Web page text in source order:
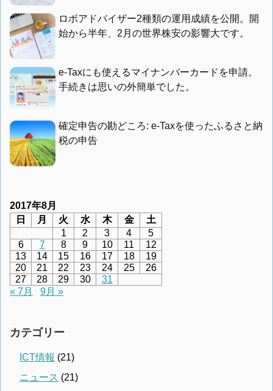
ロボアドバイザー2種類の運用成績を公開。開
始から半年、2月の世界株安の影響大です。
e-Taxにも使えるマイナンバーカードを申請。
手続きは思いの外簡単でした。
確定申告の勘どころ: e-Taxを使ったふるさと納
税の申告
2017年8月
日
月 火 水 木 金
土
1
2 3 4
5
6
7 8 9 10 11
12
13
14 15 16 17 18
19
20
21 22 23 24 25
26
27
28 29 30
31
« 7月
9月 »
カテゴリー
ICT情報 (21)
ニュース (21)